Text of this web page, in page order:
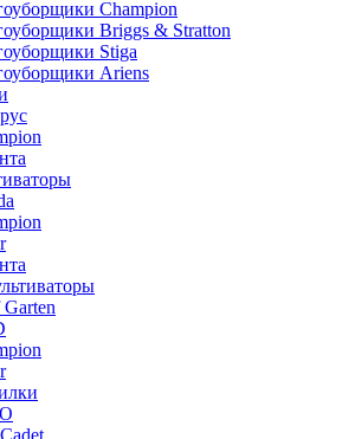
Champion
Briggs & Stratton
Stiga
Ariens